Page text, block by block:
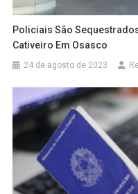
Policiais São
Cativeiro Em Osasco
24 de agosto de 2023